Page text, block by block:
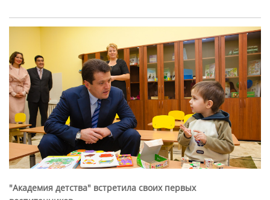
"Академия детства" встретила своих первых